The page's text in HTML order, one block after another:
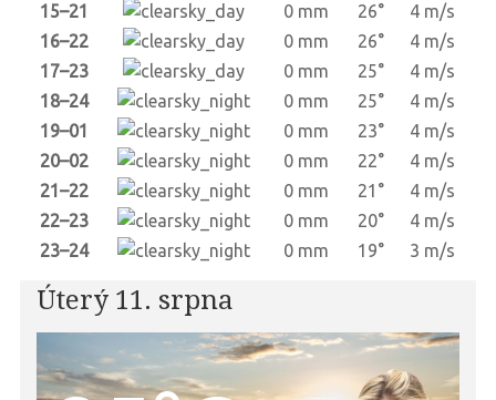
15–21
0 mm 26°
4 m/s
16–22
0 mm 26°
4 m/s
17–23
0 mm 25°
4 m/s
18–24
0 mm 25°
4 m/s
19–01
0 mm 23°
4 m/s
20–02
0 mm 22°
4 m/s
21–22
0 mm 21°
4 m/s
22–23
0 mm 20°
4 m/s
23–24
0 mm 19° 3 m/s
Úterý 11. srpna